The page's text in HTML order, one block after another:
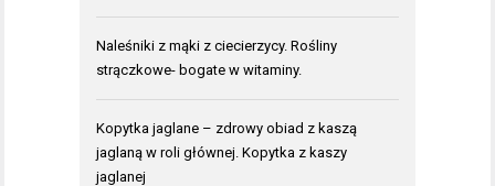
Naleśniki z mąki z ciecierzycy. Rośliny
strączkowe- bogate w witaminy.
Kopytka jaglane – zdrowy obiad z kaszą
jaglaną w roli głównej. Kopytka z kaszy
jaglanej